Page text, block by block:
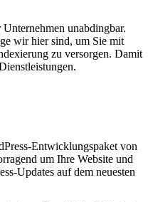
unabdingbar.
wir hier sind, um Sie mit
zu versorgen. Damit
Entwicklungspaket von
um Ihre Website und
Updates auf dem neuesten